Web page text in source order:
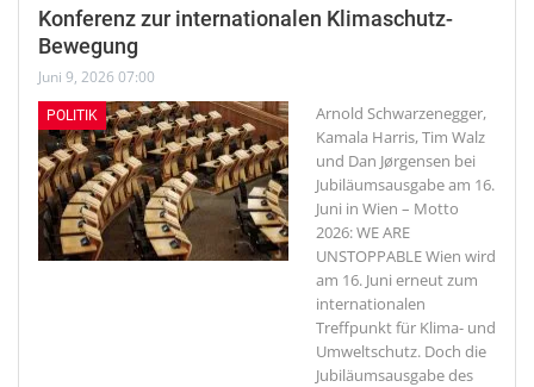
Konferenz zur internationalen Klimaschutz-
Bewegung
Juni 9, 2026 07:00
POLITIK
Arnold Schwarzenegger,
Kamala Harris, Tim Walz
und Dan Jørgensen bei
Jubiläumsausgabe am 16.
Juni in Wien – Motto
2026: WE ARE
UNSTOPPABLEWien wird
am 16. Juni erneut zum
internationalen
Treffpunkt für Klima- und
Umweltschutz. Doch die
Jubiläumsausgabe des